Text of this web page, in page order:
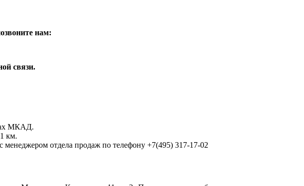
нам:
связи.
МКАД.
км.
менеджером отдела продаж по телефону +7(495) 317-17-02